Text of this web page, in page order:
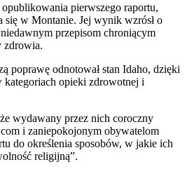
pierwszego raportu,
się w Montanie. Jej wynik wzrósł o
przepisom chroniącym
zdrowia.
poprawę odnotował stan Idaho, dzięki
kategoriach opieki zdrowotnej i
wydawany przez nich coroczny
i zaniepokojonym obywatelom
do określenia sposobów, w jakie ich
religijną”.